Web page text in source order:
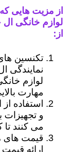
از مزیت هایی
لوازم خانگی ال
از:
تکنسین
نمایندگی
لوازم
مهارت
استفاده از
و تجهیزات
می کنند تا
قیمت های
ارائه